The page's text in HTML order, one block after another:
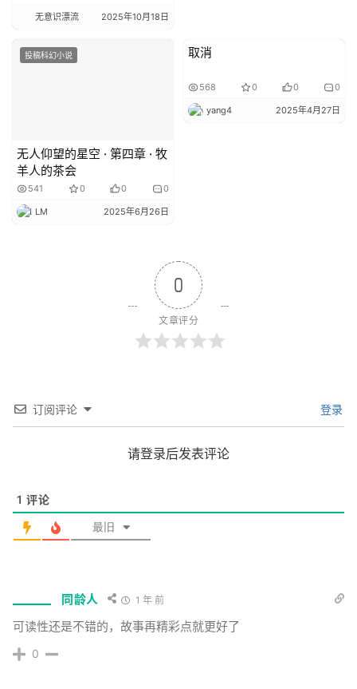
无意识漂流 2025年10月18日
投稿科幻小说
无人仰望的星空 · 第四章 · 牧
羊人的茶会
541 0 0 0
LM 2025年6月26日
投稿科幻小说
取消
568 0 0 0
yang4 2025年4月27日
0
文章评分
订阅评论 登录
请登录后发表评论
1 评论
最旧
同龄人 1 年 前
可读性还是不错的，故事再精彩点就更好了
0